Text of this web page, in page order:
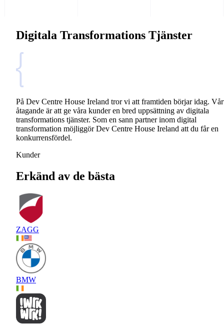
Digitala Transformations Tjänster
På Dev Centre House Ireland tror vi att framtiden börjar idag.
åtagande är att ge våra kunder en bred uppsättning av digitala
transformations tjänster. Som en sann partner inom digital
transformation möjliggör Dev Centre House Ireland att du får en
konkurrensfördel.
Kunder
Erkänd av de bästa
ZAGG
BMW